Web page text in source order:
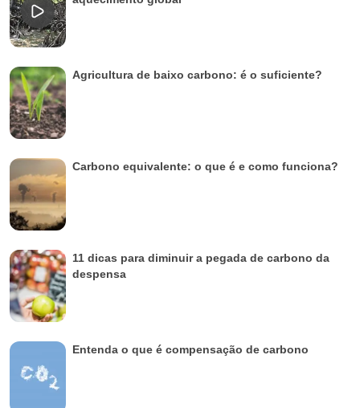
Agricultura de baixo carbono: é o suficiente?
Carbono equivalente: o que é e como funciona?
11 dicas para diminuir a pegada de carbono da
despensa
Entenda o que é compensação de carbono